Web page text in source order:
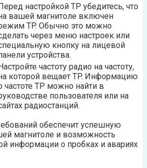
настройкой TP убедитесь, что
вашей магнитоле включен
TP. Обычно это можно
через меню настроек или
кнопку на лицевой
устройства.
частоту радио на частоту,
которой вещает TP. Информацию
частоте TP можно найти в
пользователя или на
радиостанций.
обеспечит успешную
магнитоле и возможность
информации о пробках и авариях